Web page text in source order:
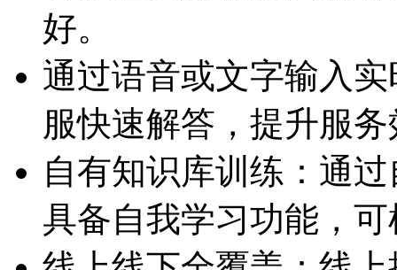
好。
通过语音或文字输入实
服快速解答，提升服
自有知识库训练：通
具备自我学习功能